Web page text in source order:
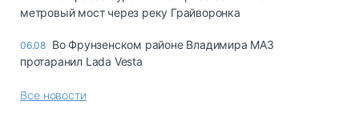
метровый мост через реку Грайворонка
06.08 Во Фрунзенском районе Владимира МАЗ
протаранил Lada Vesta
Все новости